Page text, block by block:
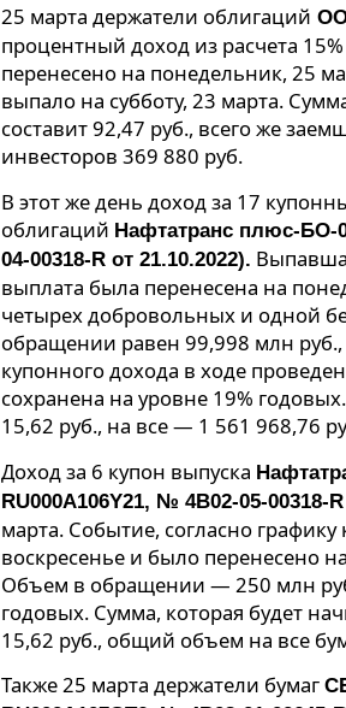
25 марта держатели облигаций
процентный доход из расчета
перенесено на понедельник, 25
выпало на субботу, 23 марта.
составит 92,47 руб., всего же
инвесторов 369 880 руб.
В этот же день доход за 17
облигаций Нафтатранс плюс-БО-
04-00318-R от 21.10.2022).
выплата была перенесена на
четырех добровольных и одной
обращении равен 99,998 млн
купонного дохода в ходе
сохранена на уровне 19%
15,62 руб., на все — 1 561 968,76
Доход за 6 купон выпуска
RU000A106Y21, № 4B02-05-00318-
марта. Событие, согласно
воскресенье и было перенесено
Объем в обращении — 250 млн
годовых. Сумма, которая будет
15,62 руб., общий объем на все
Также 25 марта держатели бумаг